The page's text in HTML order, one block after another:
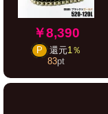
￥8,390
P 還元1％
83pt